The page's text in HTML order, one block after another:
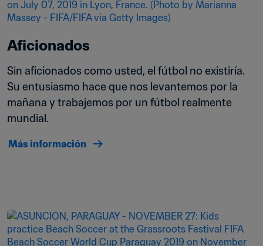
Aficionados
Sin aficionados como usted, el fútbol no existiría.
Su entusiasmo hace que nos levantemos por la
mañana y trabajemos por un fútbol realmente
mundial.
Más información